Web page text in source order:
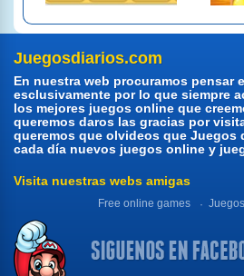
Juegosdiarios.com
En nuestra web procuramos pensar
esclusivamente por lo que siempre
los mejores juegos online que
queremos daros las gracias por
queremos que olvideos que Juegos
cada día nuevos juegos online y
Visita nuestras webs amigas
Free online games